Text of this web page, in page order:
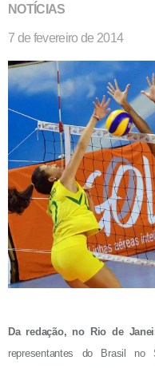
NOTÍCIAS
7 de fevereiro de 2014
Da redação, no Rio de
representantes do Brasil no